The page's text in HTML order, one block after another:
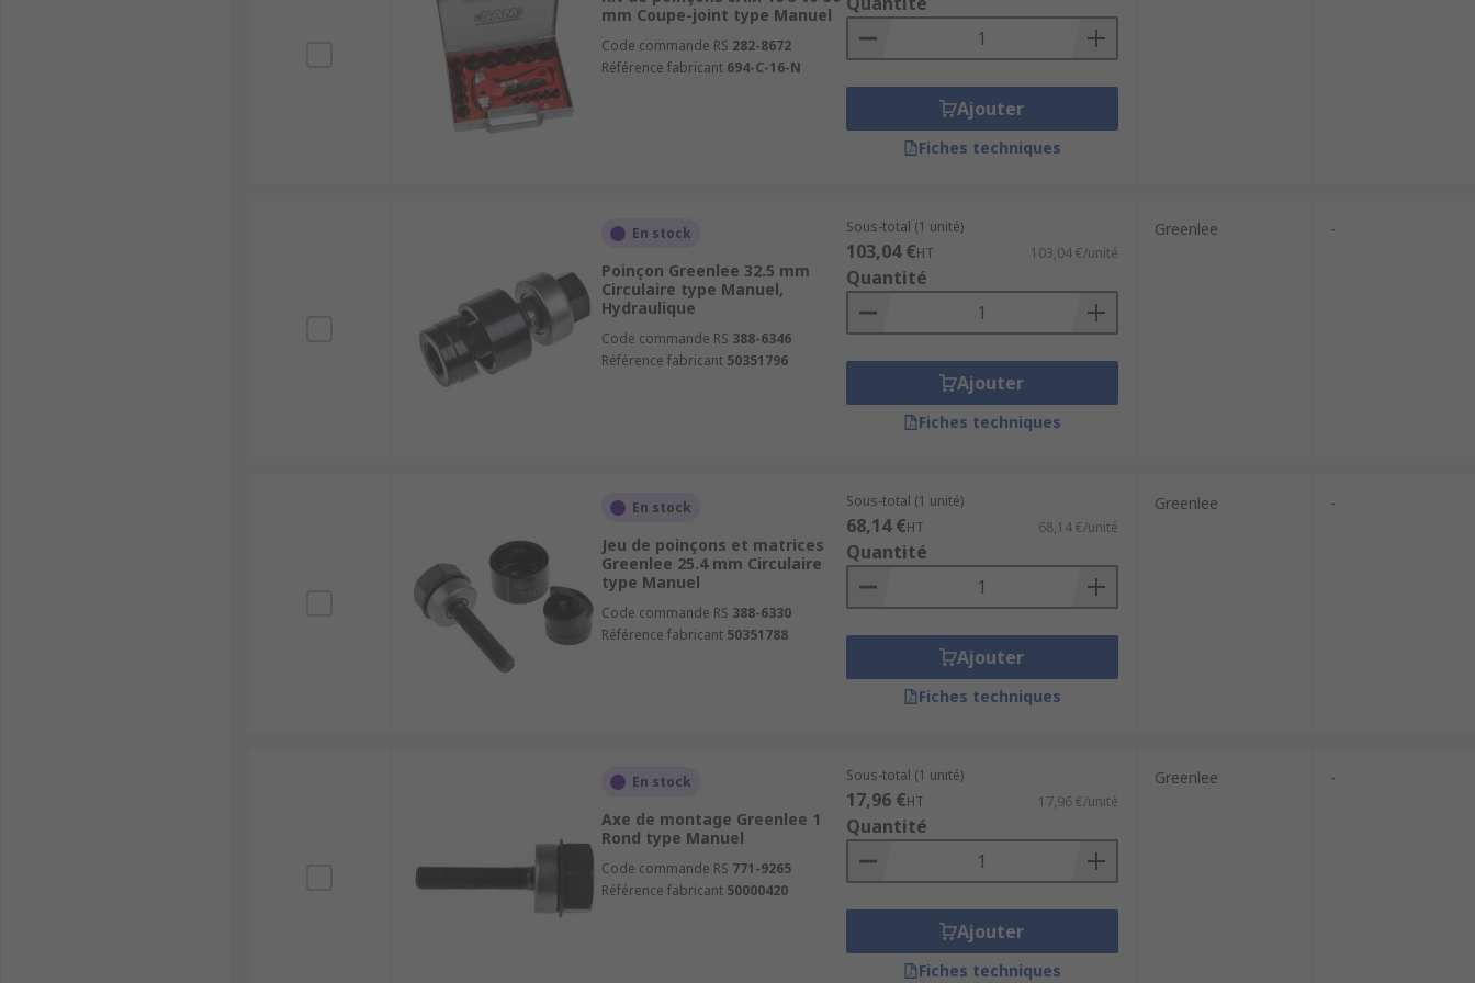
mm Coupe-joint type Manuel
Code commande RS 282-8672
Référence fabricant 694-C-16-N
Ajouter
Fiches techniques
En stock
Poinçon Greenlee 32.5 mm
Circulaire type Manuel,
Hydraulique
Code commande RS 388-6346
Référence fabricant 50351796
Sous-total (1 unité)
103,04 €HT 103,04 €/unité
Quantité
Ajouter
Fiches techniques
Greenlee -
En stock
Jeu de poinçons et matrices
Greenlee 25.4 mm Circulaire
type Manuel
Code commande RS 388-6330
Référence fabricant 50351788
Sous-total (1 unité)
68,14 €HT 68,14 €/unité
Quantité
Ajouter
Fiches techniques
Greenlee -
En stock
Axe de montage Greenlee 1
Rond type Manuel
Code commande RS 771-9265
Référence fabricant 50000420
Sous-total (1 unité)
17,96 €HT 17,96 €/unité
Quantité
Ajouter
Fiches techniques
Greenlee -